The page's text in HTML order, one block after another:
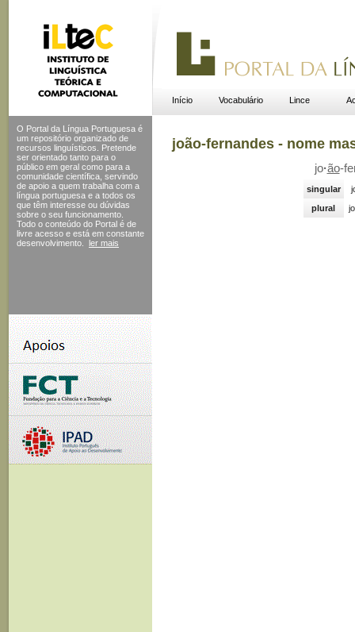
Início Vocabulário Lince
O Portal da Língua Portuguesa é
um repositório organizado de
recursos linguísticos. Pretende
ser orientado tanto para o
público em geral como para a
comunidade científica, servindo
de apoio a quem trabalha com a
língua portuguesa e a todos os
que têm interesse ou dúvidas
sobre o seu funcionamento.
Todo o conteúdo do Portal é de
livre acesso e está em constante
desenvolvimento.
ler mais
joão-fernandes - nome
jo·ão-
singular
plural